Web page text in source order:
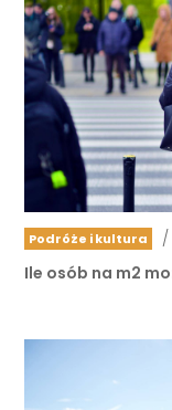
Podróże i kultura /
Ile osób na m2